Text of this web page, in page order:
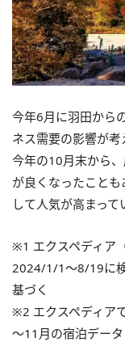
今年6月に羽田から
ネス需要の影響が
今年の10月末から
が良くなったこと
して人気が高まって
※1 エクスペディア
2024/1/1～8/19に
基づく
※2 エクスペディア
～11月の宿泊デー